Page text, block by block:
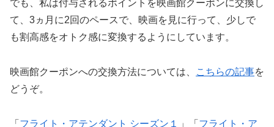
でも、私は付与されるポイントを映画館クーポンに交換し
て、3ヵ月に2回のペースで、映画を見に行って、少しで
も割高感をオトク感に変換するようにしています。
映画館クーポンへの交換方法については、 こちらの記事を
どうぞ。
「 フライト・アテンダント シーズン１ 」「 フライト・ア